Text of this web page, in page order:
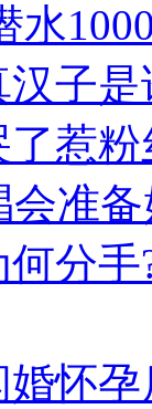
水
子
惹
准
分
怀